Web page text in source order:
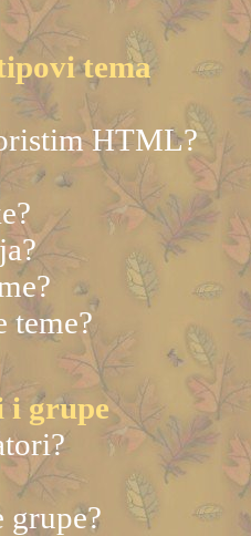
tema
HTML?
teme?
grupe
grupe?